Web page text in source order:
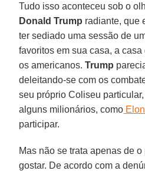
Tudo isso aconteceu sob o
Donald Trump radiante, que
ter sediado uma sessão de
favoritos em sua casa, a
os americanos.Trump
deleitando-se com os
seu próprio Coliseu
alguns milionários, como
participar.
Mas não se trata apenas de
gostar. De acordo com a